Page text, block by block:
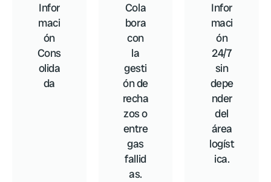
Infor
maci
ón
Cons
olida
da
Cola
bora
con
la
gesti
ón de
recha
zos o
entre
gas
fallid
as.
Infor
maci
ón
24/7
sin
depe
nder
del
área
logíst
ica.